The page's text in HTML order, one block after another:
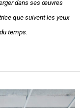
dans ses œuvres
que suivent les yeux
temps.